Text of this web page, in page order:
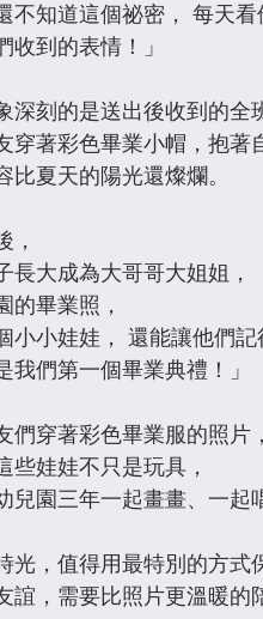
不知道這個祕密， 每天
收到的表情！」
深刻的是送出後收到的全
穿著彩色畢業小帽，抱著
比夏天的陽光還燦爛。
，
長大成為大哥哥大姐姐，
的畢業照，
小小娃娃， 還能讓他們記
我們第一個畢業典禮！」
們穿著彩色畢業服的照片
些娃娃不只是玩具，
兒園三年一起畫畫、一起
光，值得用最特別的方式
誼，需要比照片更溫暖的